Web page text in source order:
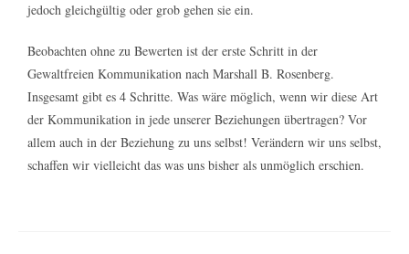
jedoch gleichgültig oder grob gehen sie ein.
Beobachten ohne zu Bewerten ist der erste Schritt in der
Gewaltfreien Kommunikation nach Marshall B. Rosenberg.
Insgesamt gibt es 4 Schritte. Was wäre möglich, wenn wir diese Art
der Kommunikation in jede unserer Beziehungen übertragen? Vor
allem auch in der Beziehung zu uns selbst! Verändern wir uns selbst,
schaffen wir vielleicht das was uns bisher als unmöglich erschien.